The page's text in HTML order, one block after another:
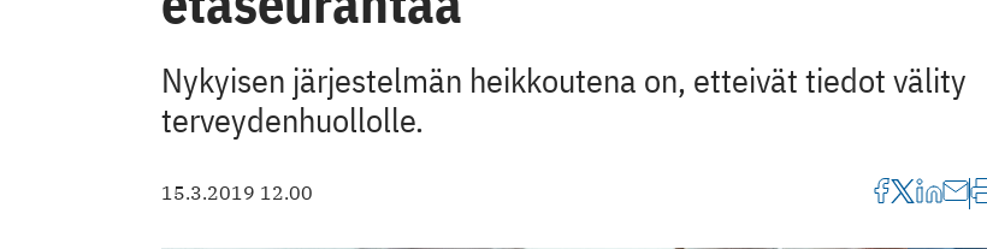
Nykyisen järjestelmän heikkoutena on, etteivät tiedot välity
terveydenhuollolle.
15.3.2019 12.00